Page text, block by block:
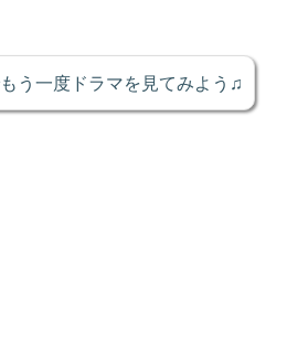
う一度ドラマを見てみよう♫